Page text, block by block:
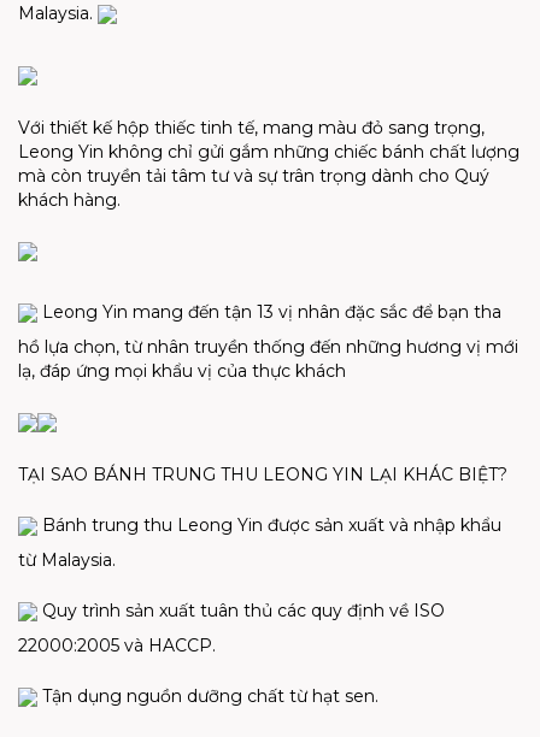
Malaysia.
Với thiết kế hộp thiếc tinh tế, mang màu đỏ sang trọng,
Leong Yin không chỉ gửi gắm những chiếc bánh chất lượng
mà còn truyền tải tâm tư và sự trân trọng dành cho Quý
khách hàng.
Leong Yin mang đến tận 13 vị nhân đặc sắc để bạn tha
hồ lựa chọn, từ nhân truyền thống đến những hương vị mới
lạ, đáp ứng mọi khẩu vị của thực khách
TẠI SAO BÁNH TRUNG THU LEONG YIN LẠI KHÁC BIỆT?
Bánh trung thu Leong Yin được sản xuất và nhập khẩu
từ Malaysia.
Quy trình sản xuất tuân thủ các quy định về ISO
22000:2005 và HACCP.
Tận dụng nguồn dưỡng chất từ hạt sen.